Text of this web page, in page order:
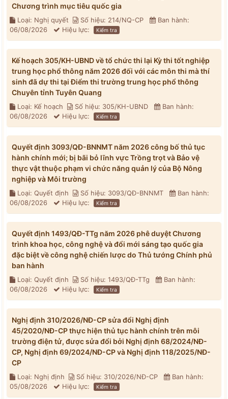
Chương trình mục tiêu quốc gia
Loại: Nghị quyết Số hiệu: 214/NQ-CP
Ban hành:
06/08/2026
Hiệu lực: Kiểm tra
Kế hoạch 305/KH-UBND về tổ chức thi lại Kỳ thi tốt nghiệp
trung học phổ thông năm 2026 đối với các môn thi mà thí
sinh đã dự thi tại Điểm thi trường trung học phổ thông
Chuyên tỉnh Tuyên Quang
Loại: Kế hoạch Số hiệu: 305/KH-UBND
Ban hành:
06/08/2026
Hiệu lực: Kiểm tra
Quyết định 3093/QĐ-BNNMT năm 2026 công bố thủ tục
hành chính mới; bị bãi bỏ lĩnh vực Trồng trọt và Bảo vệ
thực vật thuộc phạm vi chức năng quản lý của Bộ Nông
nghiệp và Môi trường
Loại: Quyết định Số hiệu: 3093/QĐ-BNNMT
Ban hành:
06/08/2026
Hiệu lực: Kiểm tra
Quyết định 1493/QĐ-TTg năm 2026 phê duyệt Chương
trình khoa học, công nghệ và đổi mới sáng tạo quốc gia
đặc biệt về công nghệ chiến lược do Thủ tướng Chính phủ
ban hành
Loại: Quyết định Số hiệu: 1493/QĐ-TTg
Ban hành:
06/08/2026
Hiệu lực: Kiểm tra
Nghị định 310/2026/NĐ-CP sửa đổi Nghị định
45/2020/NĐ-CP thực hiện thủ tục hành chính trên môi
trường điện tử, được sửa đổi bởi Nghị định 68/2024/NĐ-
CP, Nghị định 69/2024/NĐ-CP và Nghị định 118/2025/NĐ-
CP
Loại: Nghị định Số hiệu: 310/2026/NĐ-CP
Ban hành:
05/08/2026
Hiệu lực: Kiểm tra